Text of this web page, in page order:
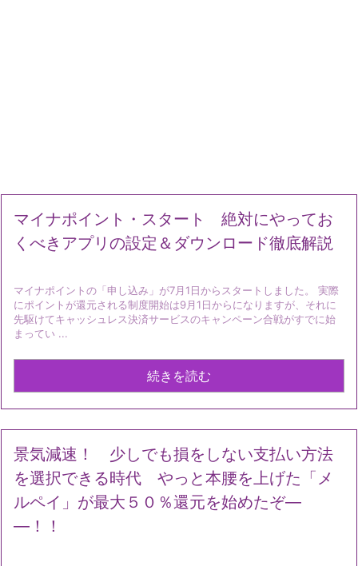
マイナポイント・スタート 絶対にやってお
くべきアプリの設定＆ダウンロード徹底解説
マイナポイントの「申し込み」が7月1日からスタートしました。 実際
にポイントが還元される制度開始は9月1日からになりますが、それに
先駆けてキャッシュレス決済サービスのキャンペーン合戦がすでに始
まってい ...
続きを読む
景気減速！ 少しでも損をしない支払い方法
を選択できる時代 やっと本腰を上げた「メ
ルペイ」が最大５０％還元を始めたぞ―
―！！